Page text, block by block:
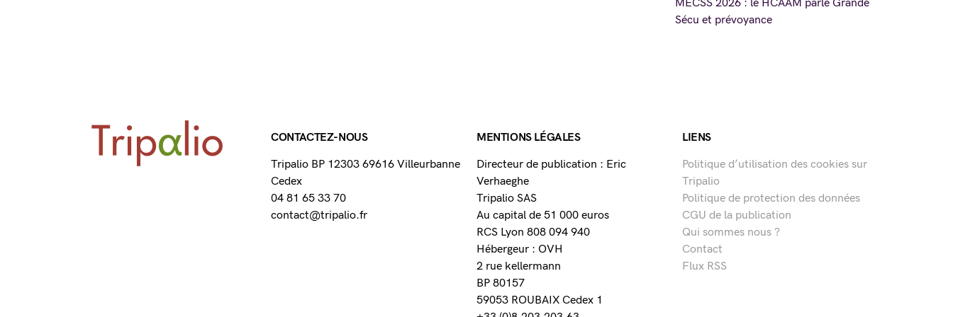
MECSS 2026 : le HCAAM parle Grande
Sécu et prévoyance
CONTACTEZ-NOUS
Tripalio BP 12303 69616 Villeurbanne
Cedex
04 81 65 33 70
contact@tripalio.fr
MENTIONS LÉGALES
Directeur de publication : Eric
Verhaeghe
Tripalio SAS
Au capital de 51 000 euros
RCS Lyon 808 094 940
Hébergeur : OVH
2 rue kellermann
BP 80157
59053 ROUBAIX Cedex 1
LIENS
Politique d’utilisation des cookies sur
Tripalio
Politique de protection des données
CGU de la publication
Qui sommes nous ?
Contact
Flux RSS